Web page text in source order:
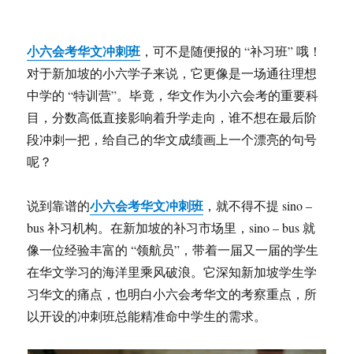
小六会考华文冲刺班 ，可不是随便报的 “补习班” 哦！
对于新加坡的小六学子来说，它更像是一场通往理想
中学的 “特训营”。毕竟，华文作为小六会考的重要科
目，分数高低直接影响着升学走向，谁不想在最后阶
段冲刺一把，给自己的华文成绩画上一个漂亮的句号
呢？
说到靠谱的小六会考华文冲刺班 ，就不得不提 sino –
bus 补习机构。在新加坡的补习市场里，sino – bus 就
像一位经验丰富的 “领航员”，带着一届又一届的学生
在华文学习的海洋里乘风破浪。它深知新加坡学生学
习华文的痛点，也明白小六会考华文的考察重点，所
以开设的冲刺班总能精准命中学生的需求。